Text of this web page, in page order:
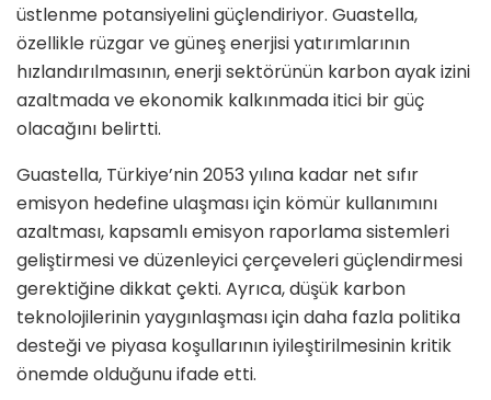
üstlenme potansiyelini güçlendiriyor. Guastella,
özellikle rüzgar ve güneş enerjisi yatırımlarının
hızlandırılmasının, enerji sektörünün karbon ayak izini
azaltmada ve ekonomik kalkınmada itici bir güç
olacağını belirtti.
Guastella, Türkiye’nin 2053 yılına kadar net sıfır
emisyon hedefine ulaşması için kömür kullanımını
azaltması, kapsamlı emisyon raporlama sistemleri
geliştirmesi ve düzenleyici çerçeveleri güçlendirmesi
gerektiğine dikkat çekti. Ayrıca, düşük karbon
teknolojilerinin yaygınlaşması için daha fazla politika
desteği ve piyasa koşullarının iyileştirilmesinin kritik
önemde olduğunu ifade etti.